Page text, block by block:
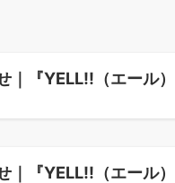
｜『YELL!!（エール
｜『YELL!!（エール